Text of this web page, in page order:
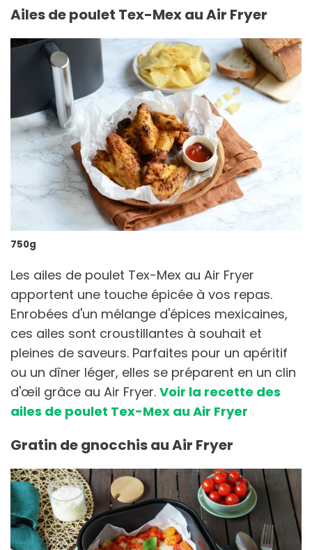
Ailes de poulet Tex-Mex au Air Fryer
750g
Les ailes de poulet Tex-Mex au Air Fryer
apportent une touche épicée à vos repas.
Enrobées d'un mélange d'épices mexicaines,
ces ailes sont croustillantes à souhait et
pleines de saveurs. Parfaites pour un apéritif
ou un dîner léger, elles se préparent en un clin
d'œil grâce au Air Fryer. Voir la recette des
ailes de poulet Tex-Mex au Air Fryer
Gratin de gnocchis au Air Fryer